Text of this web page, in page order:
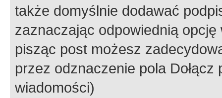
także domyślnie dodawać
zaznaczając odpowiednią
pisząc post możesz
przez odznaczenie pola
wiadomości)